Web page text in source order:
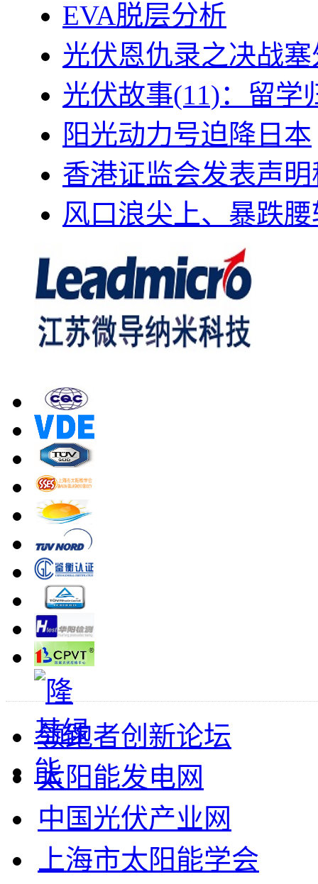
EVA脱层分析
光伏恩仇录之决战
光伏故事(11)：留学
阳光动力号迫降日本
香港证监会发表声
风口浪尖上、暴跌
领跑者创新论坛
太阳能发电网
中国光伏产业网
上海市太阳能学会